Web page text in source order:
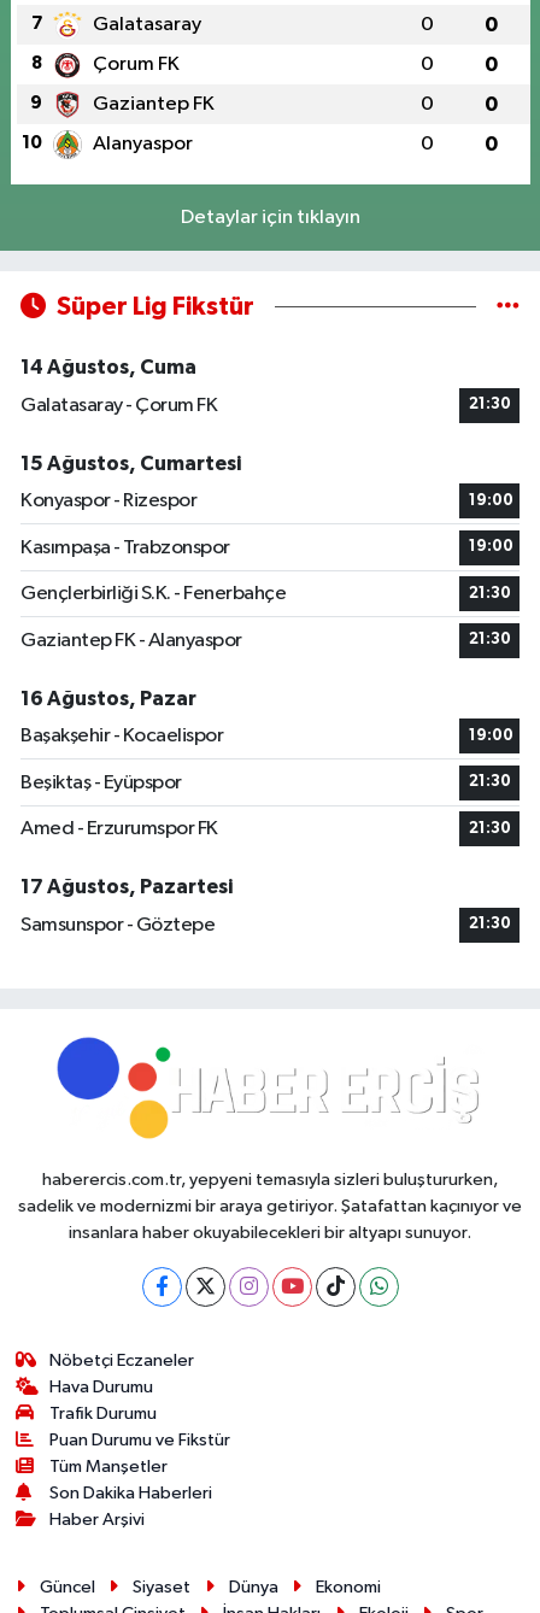
7 Galatasaray 0 0
8 Çorum FK 0 0
9 Gaziantep FK 0 0
10 Alanyaspor 0 0
Detaylar için tıklayın
Süper Lig Fikstür
14 Ağustos, Cuma
Galatasaray - Çorum FK
21:30
15 Ağustos, Cumartesi
Konyaspor - Rizespor
19:00
Kasımpaşa - Trabzonspor 19:00
Gençlerbirliği S.K. - Fenerbahçe 21:30
Gaziantep FK - Alanyaspor 21:30
16 Ağustos, Pazar
Başakşehir - Kocaelispor
19:00
Beşiktaş - Eyüpspor 21:30
Amed - Erzurumspor FK 21:30
17 Ağustos, Pazartesi
Samsunspor - Göztepe
21:30
haberercis.com.tr, yepyeni temasıyla sizleri buluştururken,
sadelik ve modernizmi bir araya getiriyor. Şatafattan kaçınıyor ve
insanlara haber okuyabilecekleri bir altyapı sunuyor.
Nöbetçi Eczaneler
Hava Durumu
Trafik Durumu
Puan Durumu ve Fikstür
Tüm Manşetler
Son Dakika Haberleri
Haber Arşivi
Güncel Siyaset Dünya
Ekonomi